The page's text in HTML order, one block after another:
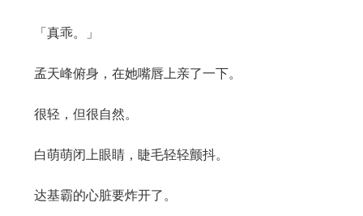
「真乖。」
孟天峰俯身，在她嘴唇上亲了一下。
很轻，但很自然。
白萌萌闭上眼睛，睫毛轻轻颤抖。
达基霸的心脏要炸开了。